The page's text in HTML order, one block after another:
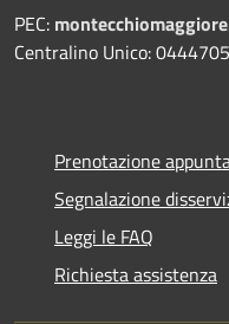
PEC:
Centralino Unico:
Prenotazione
Segnalazione
Leggi le FAQ
Richiesta assistenza